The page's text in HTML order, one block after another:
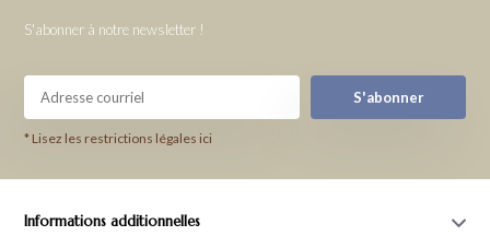
S'abonner à notre newsletter !
S'abonner
* Lisez les restrictions légales ici
Informations additionnelles